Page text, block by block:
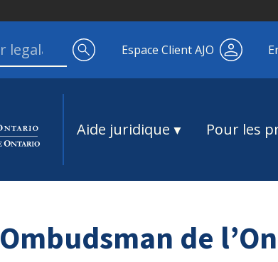
Espace Client AJO
Aide juridique Pour les
Ombudsman de